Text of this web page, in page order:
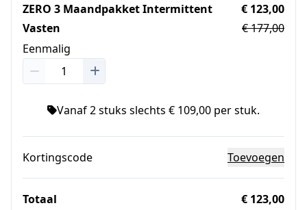
ZERO 3 Maandpakket Intermittent
Vasten
Eenmalig
€ 123,00
€ 177,00
Vanaf 2 stuks slechts € 109,00 per stuk.
Kortingscode Toevoegen
Totaal
€ 123,00